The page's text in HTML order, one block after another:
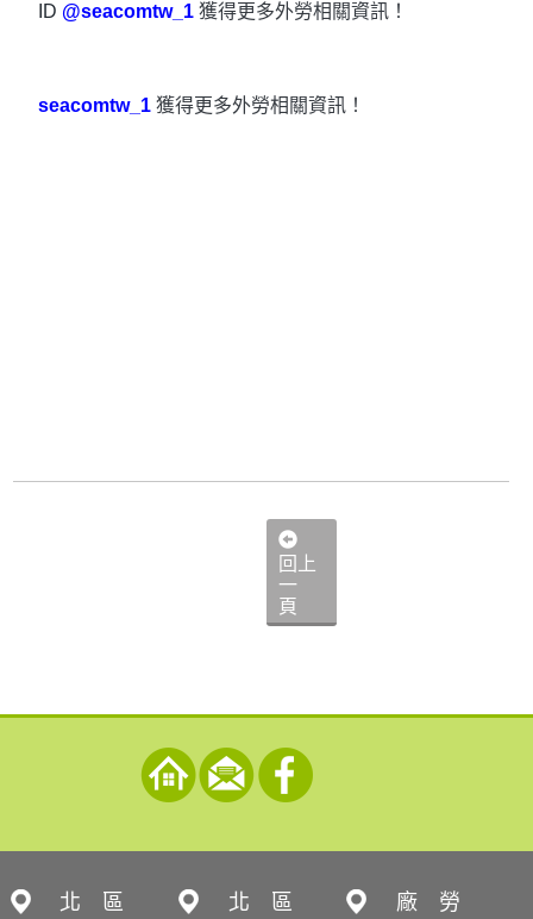
ID @seacomtw_1 獲得更多外勞相關資訊！
seacomtw_1 獲得更多外勞相關資訊！
回上
一
頁
北 區 北 區 廠 勞